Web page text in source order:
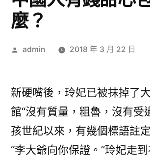
麼？
作
admin 2018 年 3 月 22 日
新硬嘴後，玲妃已被抹掉了
館“沒有質量，粗魯，沒有受
孩世紀以來，有幾個標語註
“李大爺向你保證。”玲妃走